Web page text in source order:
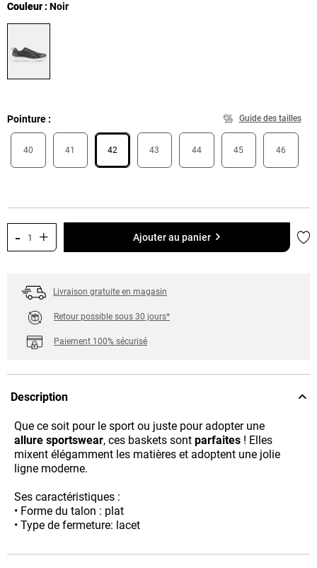
Couleur
Couleur : Noir
Pointure Guide des tailles
40 41 42 43 44 45 46
- + Ajouter au panier
Livraison gratuite en magasin
Retour possible sous 30 jours*
Paiement 100% sécurisé
Description
Que ce soit pour le sport ou juste pour adopter une
allure sportswear, ces baskets sont parfaites ! Elles
mixent élégamment les matières et adoptent une jolie
ligne moderne.
Ses caractéristiques :
• Forme du talon : plat
• Type de fermeture: lacet